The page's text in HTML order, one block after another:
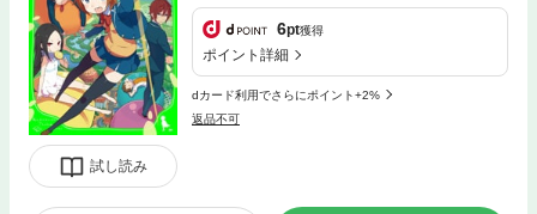
試し読み
6pt獲得
ポイント詳細
dカード利用でさらにポイント+2%
返品不可